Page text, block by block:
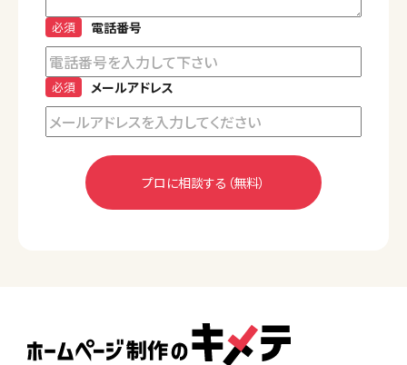
電話番号
必須
メールアドレス
必須